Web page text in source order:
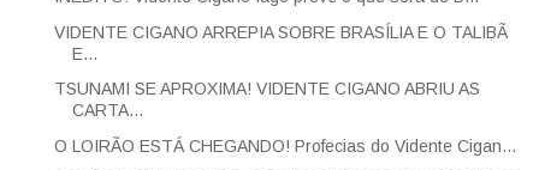
VIDENTE CIGANO ARREPIA SOBRE BRASÍLIA E O TALIBÃ
E...
TSUNAMI SE APROXIMA! VIDENTE CIGANO ABRIU AS
CARTA...
O LOIRÃO ESTÁ CHEGANDO! Profecias do Vidente Cigan...